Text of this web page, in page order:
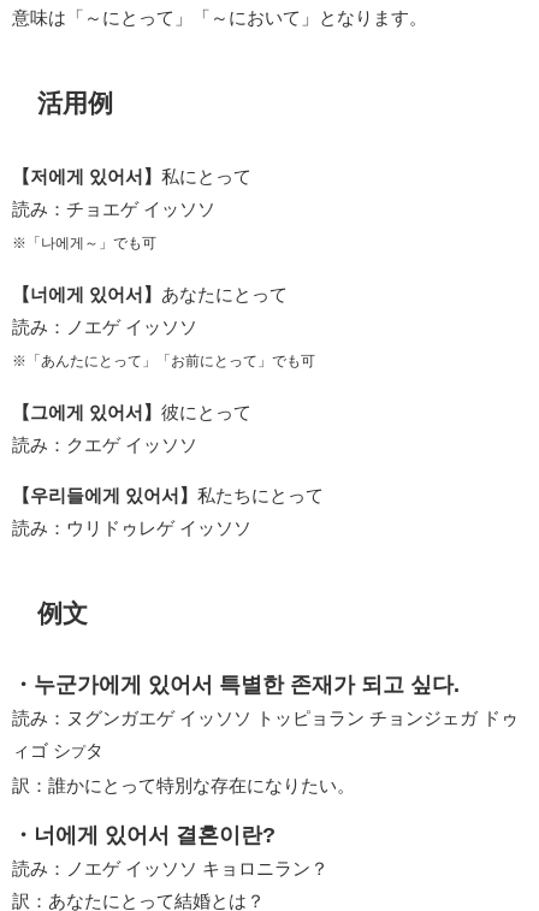
意味は「～にとって」「～において」となります。
活用例
【저에게 있어서】 私にとって
読み：チョエゲ イッソソ
※「나에게～」でも可
【너에게 있어서】 あなたにとって
読み：ノエゲ イッソソ
※「あんたにとって」「お前にとって」でも可
【그에게 있어서】 彼にとって
読み：クエゲ イッソソ
【우리들에게 있어서】 私たちにとって
読み：ウリドゥレゲ イッソソ
例文
・누군가에게 있어서 특별한 존재가 되고 싶다.
読み：ヌグンガエゲ イッソソ トッピョラン チョンジェガ ドゥ
ィゴ シプタ
訳：誰かにとって特別な存在になりたい。
・너에게 있어서 결혼이란?
読み：ノエゲ イッソソ キョロニラン？
訳：あなたにとって結婚とは？